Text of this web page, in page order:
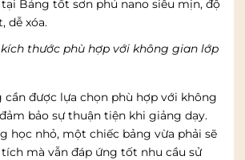
Bảng tốt sơn phủ nano siêu mịn, độ
dễ xóa.
thước phù hợp với không gian lớp
cần được lựa chọn phù hợp với không
bảo sự thuận tiện khi giảng dạy.
học nhỏ, một chiếc bảng vừa phải sẽ
mà vẫn đáp ứng tốt nhu cầu sử